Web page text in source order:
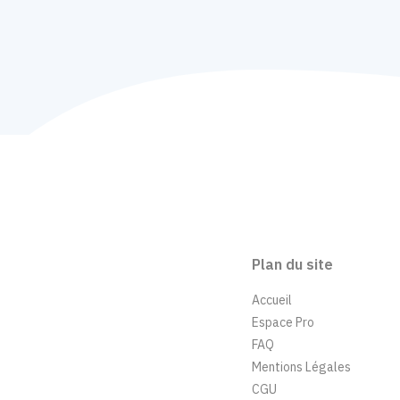
Plan du site
Accueil
Espace Pro
FAQ
Mentions Légales
CGU